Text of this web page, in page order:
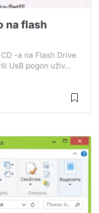
na flash
-a na Flash Drive
UsB pogon uživ...